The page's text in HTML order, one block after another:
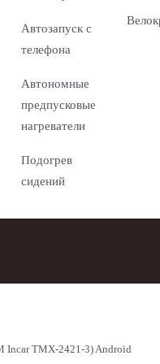
Автозапуск с
телефона
Автономные
предпусковые
нагреватели
Подогрев
сидений
Incar TMX-2421-3) Android